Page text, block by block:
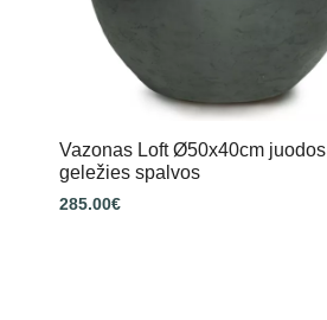
Vazonas Loft Ø50x40cm juodos
geležies spalvos
285.00€